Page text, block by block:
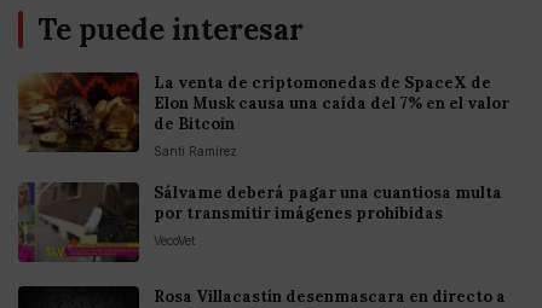
Te puede interesar
La venta de criptomonedas de SpaceX de
Elon Musk causa una caída del 7% en el valor
de Bitcoin
Santi Ramirez
Sálvame deberá pagar una cuantiosa multa
por transmitir imágenes prohibidas
VecoVet
Rosa Villacastín desenmascara en directo a